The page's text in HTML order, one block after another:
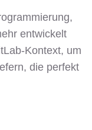
entwickelt
Kontext, um
die perfekt